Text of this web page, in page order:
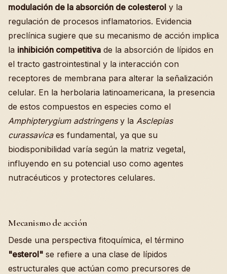
modulación de la absorción de colesterol y la
regulación de procesos inflamatorios. Evidencia
preclínica sugiere que su mecanismo de acción implica
la inhibición competitiva de la absorción de lípidos en
el tracto gastrointestinal y la interacción con
receptores de membrana para alterar la señalización
celular. En la herbolaria latinoamericana, la presencia
de estos compuestos en especies como el
Amphipterygium adstringensy la Asclepias
curassavicaes fundamental, ya que su
biodisponibilidad varía según la matriz vegetal,
influyendo en su potencial uso como agentes
nutracéuticos y protectores celulares.
Mecanismo de acción
Desde una perspectiva fitoquímica, el término
"esterol" se refiere a una clase de lípidos
estructurales que actúan como precursores de